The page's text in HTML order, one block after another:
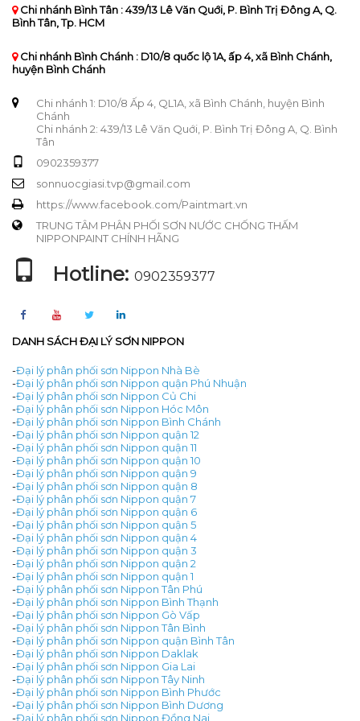
Chi nhánh Bình Tân : 439/13 Lê Văn Quới, P. Bình Trị Đông A, Q.
Bình Tân, Tp. HCM
Chi nhánh Bình Chánh : D10/8 quốc lộ 1A, ấp 4, xã Bình Chánh,
huyện Bình Chánh
Chi nhánh 1: D10/8 Ấp 4, QL1A, xã Bình Chánh, huyện Bình
Chánh
Chi nhánh 2: 439/13 Lê Văn Quới, P. Bình Trị Đông A, Q. Bình
Tân
0902359377
sonnuocgiasi.tvp@gmail.com
https://www.facebook.com/Paintmart.vn
TRUNG TÂM PHÂN PHỐI SƠN NƯỚC CHỐNG THẤM
NIPPONPAINT CHÍNH HÃNG
Hotline: 0902359377
DANH SÁCH ĐẠI LÝ SƠN NIPPON
-Đại lý phân phối sơn Nippon Nhà Bè
-Đại lý phân phối sơn Nippon quận Phú Nhuận
-Đại lý phân phối sơn Nippon Củ Chi
-Đại lý phân phối sơn Nippon Hóc Môn
-Đại lý phân phối sơn Nippon Bình Chánh
-Đại lý phân phối sơn Nippon quận 12
-Đại lý phân phối sơn Nippon quận 11
-Đại lý phân phối sơn Nippon quận 10
-Đại lý phân phối sơn Nippon quận 9
-Đại lý phân phối sơn Nippon quận 8
-Đại lý phân phối sơn Nippon quận 7
-Đại lý phân phối sơn Nippon quận 6
-Đại lý phân phối sơn Nippon quận 5
-Đại lý phân phối sơn Nippon quận 4
-Đại lý phân phối sơn Nippon quận 3
-Đại lý phân phối sơn Nippon quận 2
-Đại lý phân phối sơn Nippon quận 1
-Đại lý phân phối sơn Nippon Tân Phú
-Đại lý phân phối sơn Nippon Bình Thạnh
-Đại lý phân phối sơn Nippon Gò Vấp
-Đại lý phân phối sơn Nippon Tân Bình
-Đại lý phân phối sơn Nippon quận Bình Tân
-Đại lý phân phối sơn Nippon Daklak
-Đại lý phân phối sơn Nippon Gia Lai
-Đại lý phân phối sơn Nippon Tây Ninh
-Đại lý phân phối sơn Nippon Bình Phước
-Đại lý phân phối sơn Nippon Bình Dương
-Đại lý phân phối sơn Nippon Đồng Nai